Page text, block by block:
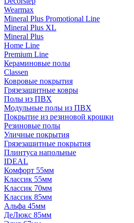
Wearmax
Mineral Plus Promotional Line
Mineral Plus XL
Mineral Plus
Home Line
Premium Line
Кераминовые полы
Classen
Ковровые покрытия
Грязезащитные ковры
Полы из ПВХ
Модульные полы из ПВХ
Покрытие из резиновой крошки
Резиновые полы
Уличные покрытия
Грязезащитные покрытия
Плинтуса напольные
IDEAL
Комфорт 55мм
Классик 55мм
Классик 70мм
Классик 85мм
Альфа 45мм
ДеЛюкс 85мм